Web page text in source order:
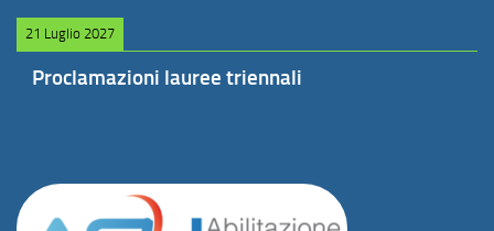
21 Luglio 2027
Proclamazioni lauree triennali